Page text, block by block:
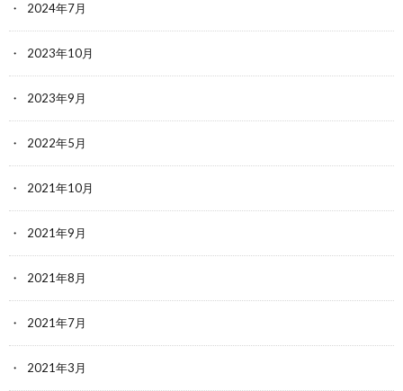
2024年7月
2023年10月
2023年9月
2022年5月
2021年10月
2021年9月
2021年8月
2021年7月
2021年3月